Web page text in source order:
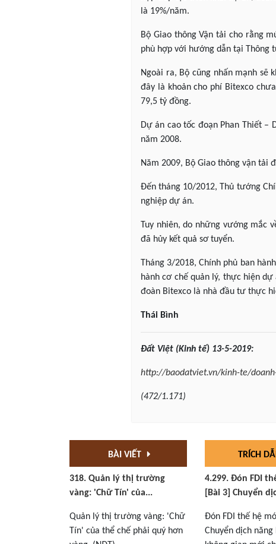
là 19%/năm.
Bộ Giao thông Vận tải cho rằng
phù hợp với hướng dẫn tại Thông
Ngoài ra, Bộ cũng nhấn mạnh sẽ
đây là khoản cho phí Bitexco
79,5 tỷ đồng.
Dự án cao tốc đoạn Phan Thiết –
năm 2008.
Năm 2009, Bộ Giao thông vận tải
Đến tháng 10/2012, Thủ tướng
nghiệp dự án.
Tuy nhiên, do những vướng mắc
đã hủy kết quả sơ tuyển.
Tháng 3/2018, Chính phủ ban
hành cơ chế quản lý, thực hiện
đoàn Bitexco là nhà đầu tư thực
Thái Bình
Đất Việt (Kinh tế) 13-5-2019:
http://baodatviet.vn/kinh-te/
(472/1.171)
BÀI VIẾT
318. Quản lý thị trường
vàng: 'Chữ Tín' của...
Quản lý thị trường vàng: 'Chữ
Tín' của thể chế phải quý hơn
TRÍCH
4.299. Đón FDI
[Bài 3] Chuyển
Đón FDI thế hệ
Chuyển dịch